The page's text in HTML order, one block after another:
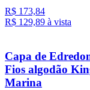
R$ 173,84
R$ 129,89 à vista
Capa de
Fios algodão
Marina